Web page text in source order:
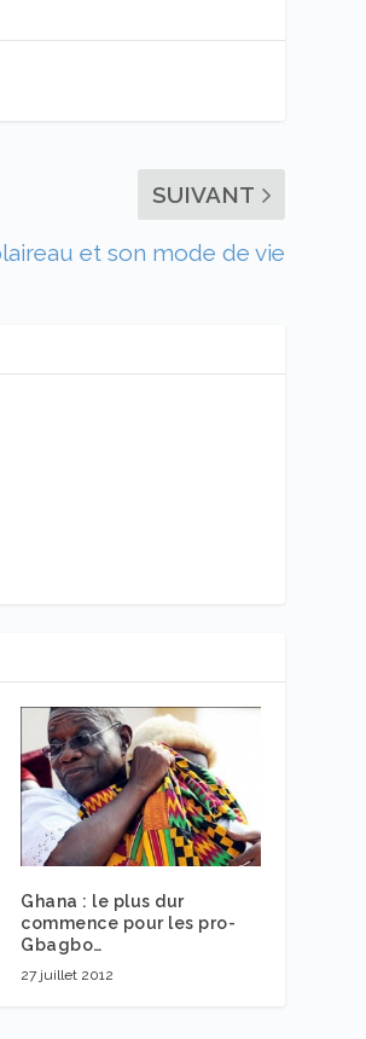
SUIVANT
et son mode de vie
Ghana : le plus dur
commence pour les pro-
Gbagbo…
27 juillet 2012